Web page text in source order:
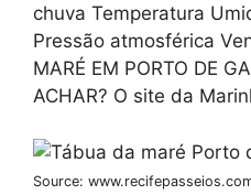
chuva Temperatura
Pressão atmosférica
MARÉ EM PORTO DE
ACHAR? O site da
Source: